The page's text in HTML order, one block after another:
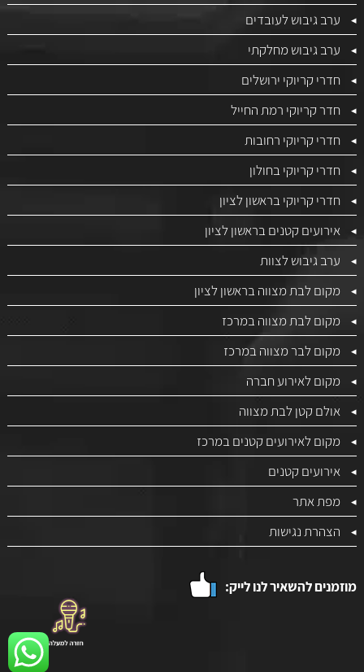
ערב גיבוש לעובדים
ערב גיבוש מחלקתי
חדרי קריוקי ירושלים
חדר קריוקי רמת החייל
חדרי קריוקי רחובות
חדרי קריוקי בחולון
חדרי קריוקי בראשון לציון
אירועים קטנים בראשון לציון
ערב גיבוש לצוות
מקום לבת מצווה בראשון לציון
מקום לבת מצווה במרכז
מקום לבר מצווה במרכז
מקום לאירוע חברה
אולם קטן לבת מצווה
מקום לאירועים קטנים במרכז
אירועים קטנים
מפת אתר
הצהרת נגישות
מוזמנים להשאיר לנו לייק: